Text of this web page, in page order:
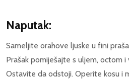
Naputak:
Sameljite orahove ljuske u fini
Prašak pomiješajte s uljem, octom
Ostavite da odstoji. Operite kosu i